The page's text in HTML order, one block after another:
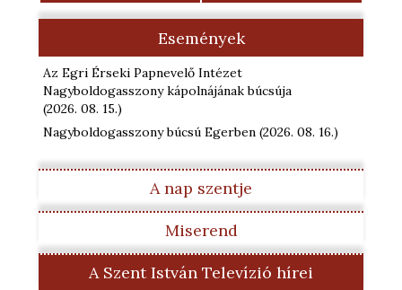
Események
Az Egri Érseki Papnevelő Intézet
Nagyboldogasszony kápolnájának búcsúja
(2026. 08. 15.)
Nagyboldogasszony búcsú Egerben (2026. 08. 16.)
A nap szentje
Miserend
A Szent István Televízió hírei